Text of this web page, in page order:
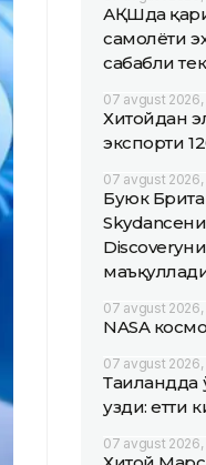
АҚШда
самолёти
сабабли
07 avgust 2026,
Хитойдан
экспорти
07 avgust 2026,
Буюк
07 avgust 2026,
NASA
07 avgust 2026,
Таиландда
узди: етти
07 avgust 2026,